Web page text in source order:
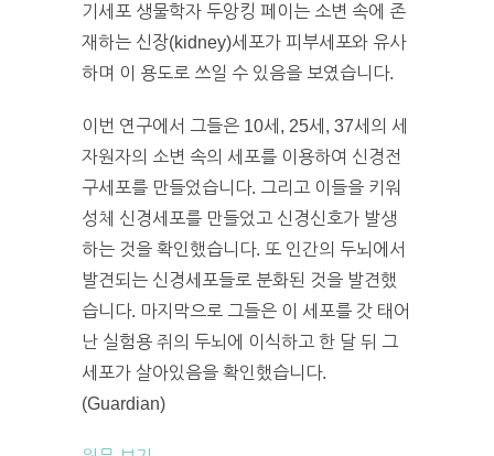
기세포 생물학자 두앙킹 페이는 소변 속에 존
재하는 신장(kidney)세포가 피부세포와 유사
하며 이 용도로 쓰일 수 있음을 보였습니다.
이번 연구에서 그들은 10세, 25세, 37세의 세
자원자의 소변 속의 세포를 이용하여 신경전
구세포를 만들었습니다. 그리고 이들을 키워
성체 신경세포를 만들었고 신경신호가 발생
하는 것을 확인했습니다. 또 인간의 두뇌에서
발견되는 신경세포들로 분화된 것을 발견했
습니다. 마지막으로 그들은 이 세포를 갓 태어
난 실험용 쥐의 두뇌에 이식하고 한 달 뒤 그
세포가 살아있음을 확인했습니다.
(Guardian)